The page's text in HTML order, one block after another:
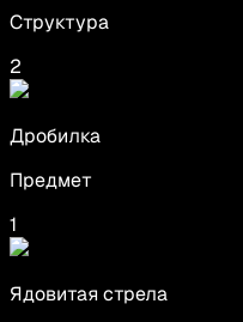
Структура
2
Дробилка
Предмет
1
Ядовитая стрела